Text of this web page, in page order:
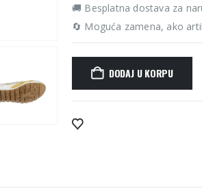
🚚 Besplatna dostava za
🔄 Moguća zamena, ako
DODAJ U KORPU
Alternative: